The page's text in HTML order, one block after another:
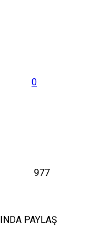
0
977
PAYLAŞ